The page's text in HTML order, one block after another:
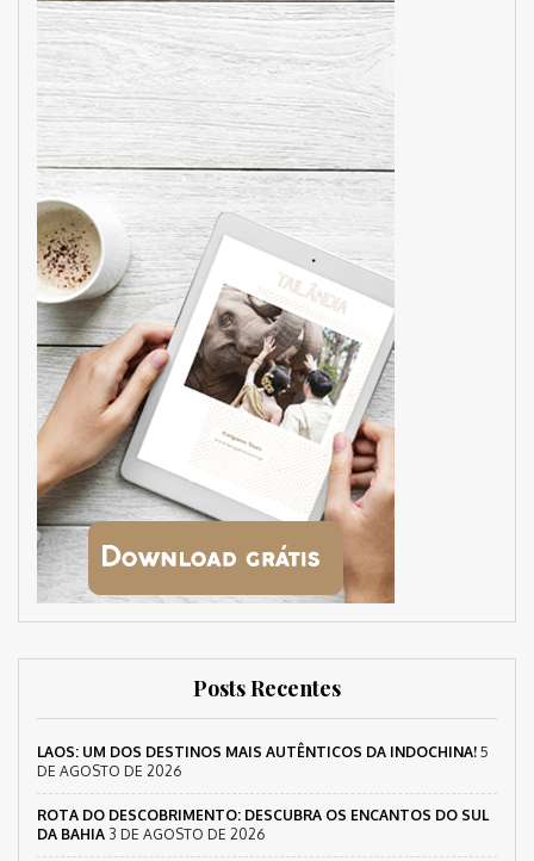
Posts Recentes
LAOS: UM DOS DESTINOS MAIS AUTÊNTICOS DA INDOCHINA! 5
DE AGOSTO DE 2026
ROTA DO DESCOBRIMENTO: DESCUBRA OS ENCANTOS DO SUL
DA BAHIA 3 DE AGOSTO DE 2026